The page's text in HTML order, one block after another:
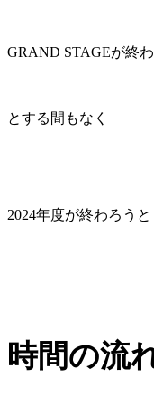
GRAND STAGEが終
とする間もなく
2024年度が終わろう
時間の流